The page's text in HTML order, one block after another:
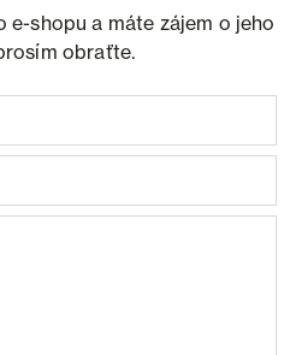
shopu a máte zájem o jeho
obraťte.